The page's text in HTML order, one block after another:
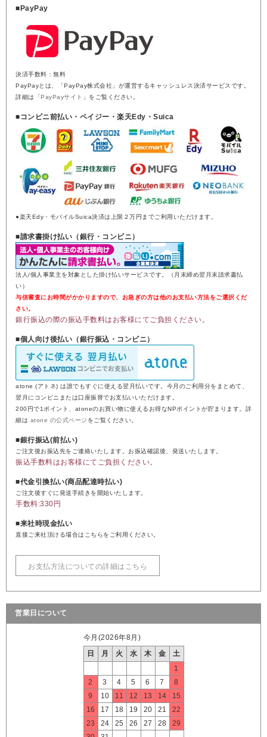
■PayPay
決済手数料：無料
PayPayとは、「PayPay株式会社」が運営するキャッシュレス決済サービスです。
詳細は「PayPayサイト 」をご覧ください。
■コンビニ前払い・ペイジー・楽天Edy・Suica
●楽天Edy・モバイルSuica決済は上限２万円までご利用いただけます。
■請求書掛け払い（銀行・コンビニ）
法人/個人事業主を対象とした掛け払いサービスです。（月末締め翌月末請求書払
い）
与信審査にお時間がかかりますので、お急ぎの方は他のお支払い方法をご選択くだ
さい。
銀行振込の際の振込手数料はお客様にてご負担ください。
■個人向け後払い（銀行振込・コンビニ）
atone (アトネ) は誰でもすぐに使える翌月払いです。今月のご利用分をまとめて、
翌月にコンビニまたは口座振替でお支払いいただけます。
200円で1ポイント、atoneのお買い物に使えるお得なNPポイントが貯まります。詳
細は atone の公式ページ をご覧ください。
■銀行振込(前払い)
ご注文後お振込先をご連絡いたします。お振込確認後、発送いたします。
振込手数料はお客様にてご負担ください。
■代金引換払い(商品配達時払い)
ご注文後すぐに発送手続きを開始いたします。
手数料:330円
■来社時現金払い
直接ご来社頂ける場合はこちらをご利用ください。
お支払方法についての詳細はこちら
営業日について
今月(2026年8月)
日
月 火 水 木 金
土
1
2
3 4 5 6 7
8
9
10 11 12 13 14
15
16
17 18 19 20 21
22
23
24 25 26 27 28
29